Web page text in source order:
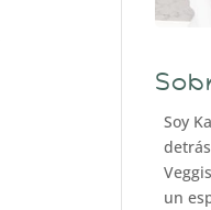
Soy
un